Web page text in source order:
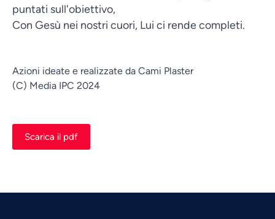
puntati sull'obiettivo,
Con Gesù nei nostri cuori, Lui ci rende completi.
Azioni ideate e realizzate da Cami Plaster
(C) Media IPC 2024
Scarica il pdf